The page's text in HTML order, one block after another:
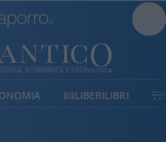
SHOP SOSTIENICI